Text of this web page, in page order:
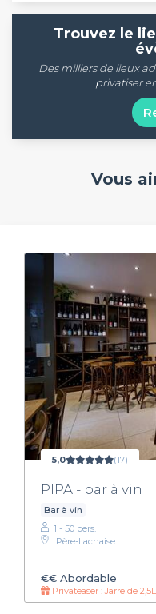
Trouvez le
Des milliers de lieux
privatiser
Vous
5,0 (17)
PIPA - bar à vin
Bar à vin
1 - 50 pers.
Père-Lachaise
€€ Abordable
Privateaser : Jarre de